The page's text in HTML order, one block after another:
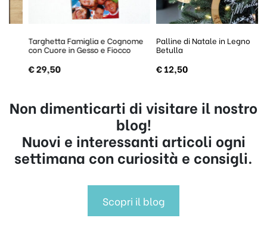
Targhetta Famiglia e Cognome
con Cuore in Gesso e Fiocco
29,50
Palline di Natale in Legno
Betulla
12,50
Non dimenticarti di visitare il nostro
blog!
Nuovi e interessanti articoli ogni
settimana con curiosità e consigli.
Scopri il blog